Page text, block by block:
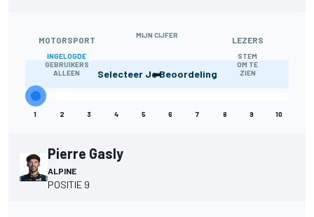
MOTORSPORT
INGELOGDE
GEBRUIKERS
ALLEEN
MIJN CIJFER
-
LEZERS
STEM
OM TE
ZIEN
Selecteer Je Beoordeling
1 2 3 4 5 6 7 8 9 10
Pierre Gasly
ALPINE
POSITIE 9